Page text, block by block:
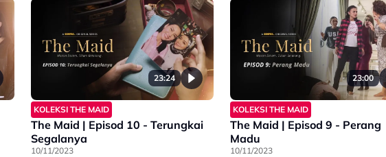
23:24
KOLEKSI THE MAID
The Maid | Episod 10 - Terungkai
Segalanya
10/11/2023
23:00
KOLEKSI THE MAID
The Maid | Episod 9 - Perang
Madu
10/11/2023